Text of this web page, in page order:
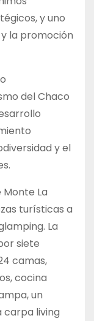
y uno
la promoción
del Chaco
y el
Monte La
turísticas a
La
siete
camas,
cocina
un
carpa living